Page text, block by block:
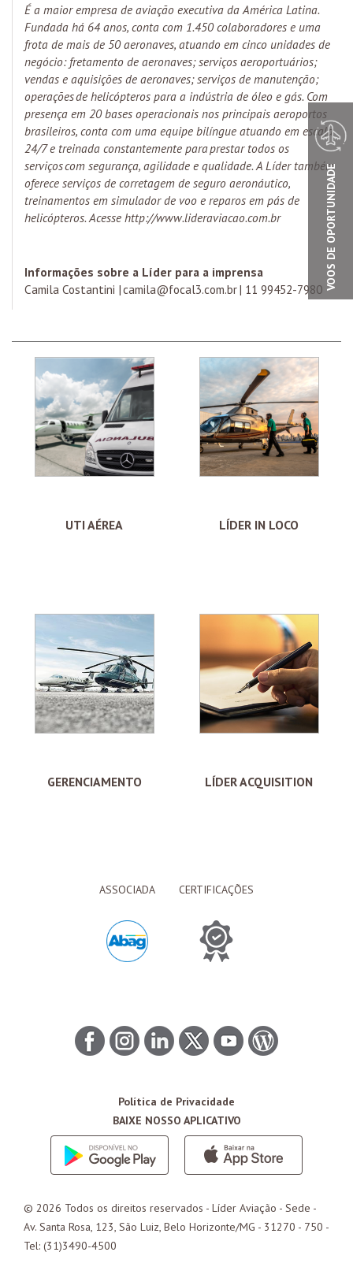
É a maior empresa de aviação executiva da América Latina.
Fundada há 64 anos, conta com 1.450 colaboradores e uma
frota de mais de 50 aeronaves, atuando em cinco unidades de
negócio: fretamento de aeronaves; serviços aeroportuários;
vendas e aquisições de aeronaves; serviços de manutenção;
operações de helicópteros para a indústria de óleo e gás. Com
presença em 20 bases operacionais nos principais aeroportos
brasileiros, conta com uma equipe bilíngue atuando em escala
24/7 e treinada constantemente para prestar todos os
serviços com segurança, agilidade e qualidade. A Líder também
oferece serviços de corretagem de seguro aeronáutico,
treinamentos em simulador de voo e reparos em pás de
helicópteros. Acesse http://www.lideraviacao.com.br
Informações sobre a Líder para a imprensa
Camila Costantini |camila@focal3.com.br| 11 99452-7980
UTI AÉREA LÍDER IN LOCO
GERENCIAMENTO LÍDER ACQUISITION
VOOS DE OPORTUNIDADE
ASSOCIADA CERTIFICAÇÕES
Política de Privacidade
© 2026 Todos os direitos reservados - Líder Aviação - Sede -
Av. Santa Rosa, 123, São Luiz, Belo Horizonte/MG - 31270 - 750 -
Tel: (31)3490-4500
BAIXE NOSSO APLICATIVO